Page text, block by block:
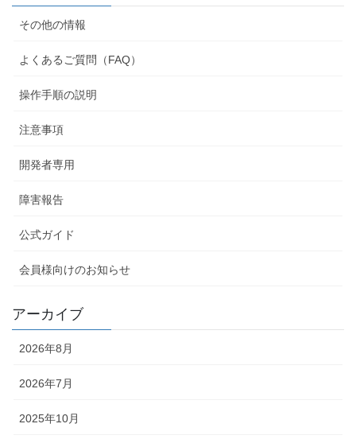
その他の情報
よくあるご質問（FAQ）
操作手順の説明
注意事項
開発者専用
障害報告
公式ガイド
会員様向けのお知らせ
アーカイブ
2026年8月
2026年7月
2025年10月